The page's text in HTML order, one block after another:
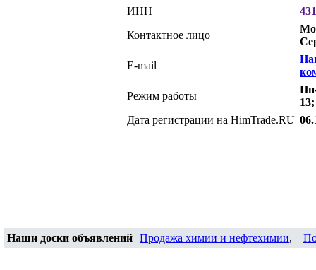
ИНН
Контактное лицо
E-mail
Режим работы
Дата регистрации на HimTrade.RU
Наши доски объявлений Продажа химии и нефтехимии,